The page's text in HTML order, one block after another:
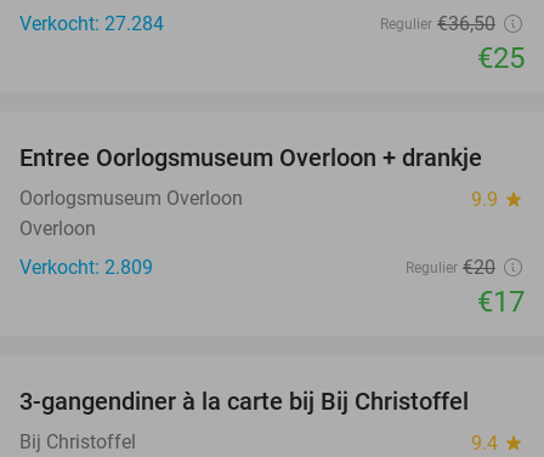
Verkocht: 27.284
Regulier €36,50
€25
15%
Entree Oorlogsmuseum Overloon + drankje
Oorlogsmuseum Overloon 9.9 star
Overloon
Verkocht: 2.809
Regulier €20
€17
3-gangendiner à la carte bij Bij Christoffel
Bij Christoffel 9.4 star